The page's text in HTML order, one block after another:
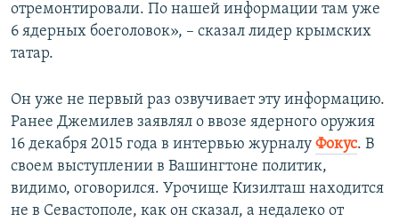
отремонтировали. По нашей информации там уже
6 ядерных боеголовок», – сказал лидер крымских
татар.
Он уже не первый раз озвучивает эту информацию.
Ранее Джемилев заявлял о ввозе ядерного оружия
16 декабря 2015 года в интервью журналу Фокус. В
своем выступлении в Вашингтоне политик,
видимо, оговорился. Урочище Кизилташ находится
не в Севастополе, как он сказал, а недалеко от